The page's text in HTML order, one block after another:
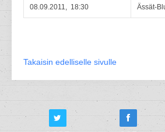
08.09.2011, 18:30 Ässät-
Takaisin edelliselle sivulle